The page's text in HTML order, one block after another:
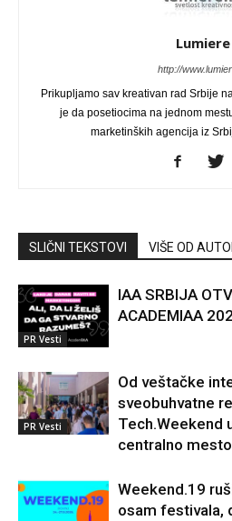
Lumiere
http://
Prikupljamo sav kreativan rad Srbije
je da posetiocima na jednom
marketinških agencija iz
SLIČNI TEKSTOVI VIŠE OD
PR Vesti
IAA SRBIJA
ACADEMIAA
PR Vesti
Od veštačke
sveobuhvatne
Tech.Weekend
centralno
Weekend.19
osam festivala,